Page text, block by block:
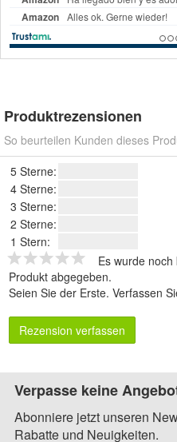
Produktrezensionen
So beurteilen Kunden dieses
5 Sterne:
4 Sterne:
3 Sterne:
2 Sterne:
1 Stern:
Es wurde
Produkt abgegeben.
Seien Sie der Erste. Verfassen
Rezension verfassen
Verpasse keine
Abonniere jetzt unseren
Rabatte und Neuigkeiten.